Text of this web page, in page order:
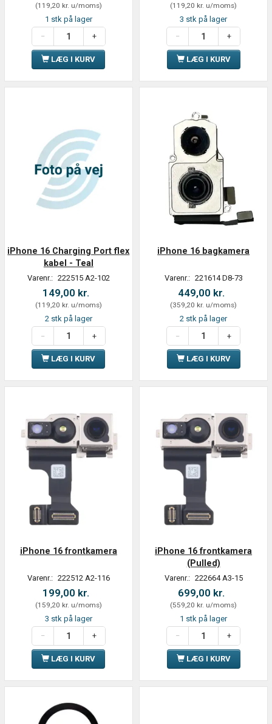
(119,20 kr. u/moms)
1 stk på lager
LÆG I KURV
(119,20 kr. u/moms)
3 stk på lager
LÆG I KURV
iPhone 16 Charging Port flex
kabel - Teal
Varenr.: 222515 A2-102
149,00 kr.
(119,20 kr. u/moms)
2 stk på lager
LÆG I KURV
iPhone 16 bagkamera
Varenr.: 221614 D8-73
449,00 kr.
(359,20 kr. u/moms)
2 stk på lager
LÆG I KURV
iPhone 16 frontkamera
Varenr.: 222512 A2-116
199,00 kr.
(159,20 kr. u/moms)
3 stk på lager
LÆG I KURV
iPhone 16 frontkamera
(Pulled)
Varenr.: 222664 A3-15
699,00 kr.
(559,20 kr. u/moms)
1 stk på lager
LÆG I KURV